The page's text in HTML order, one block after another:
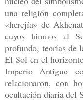
una religión
«herejía» de
cuyos himnos al
profundo, teorías de
El Sol en el
Imperio Antiguo
relacionaron, con
ocultación diaria del